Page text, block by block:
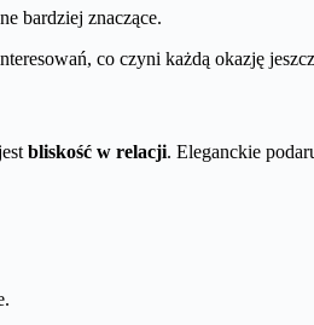
bardziej znaczące.
co czyni każdą okazję
bliskość w relacji. Eleganckie